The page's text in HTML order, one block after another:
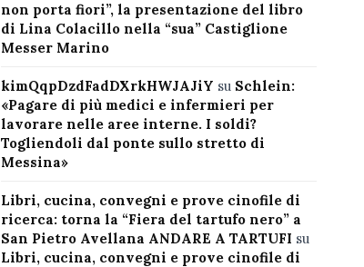
non porta fiori”, la presentazione del libro
di Lina Colacillo nella “sua” Castiglione
Messer Marino
kimQqpDzdFadDXrkHWJAJiY su Schlein:
«Pagare di più medici e infermieri per
lavorare nelle aree interne. I soldi?
Togliendoli dal ponte sullo stretto di
Messina»
Libri, cucina, convegni e prove cinofile di
ricerca: torna la “Fiera del tartufo nero” a
San Pietro Avellana ANDARE A TARTUFI su
Libri, cucina, convegni e prove cinofile di